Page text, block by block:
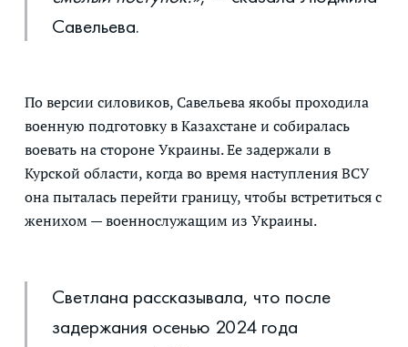
Савельева.
По версии силовиков, Савельева якобы проходила
военную подготовку в Казахстане и собиралась
воевать на стороне Украины. Ее задержали в
Курской области, когда во время наступления ВСУ
она пыталась перейти границу, чтобы встретиться с
женихом — военнослужащим из Украины.
Светлана рассказывала, что после
задержания осенью 2024 года